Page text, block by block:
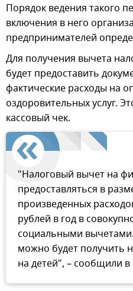
Порядок ведения такого
включения в него
предпринимателей
Для получения вычета
будет предоставить
фактические расходы на
оздоровительных услуг.
кассовый чек.
"Налоговый вычет на
предоставляться в
произведенных
рублей в год в
социальными
можно будет получить
на детей", – сообщили в